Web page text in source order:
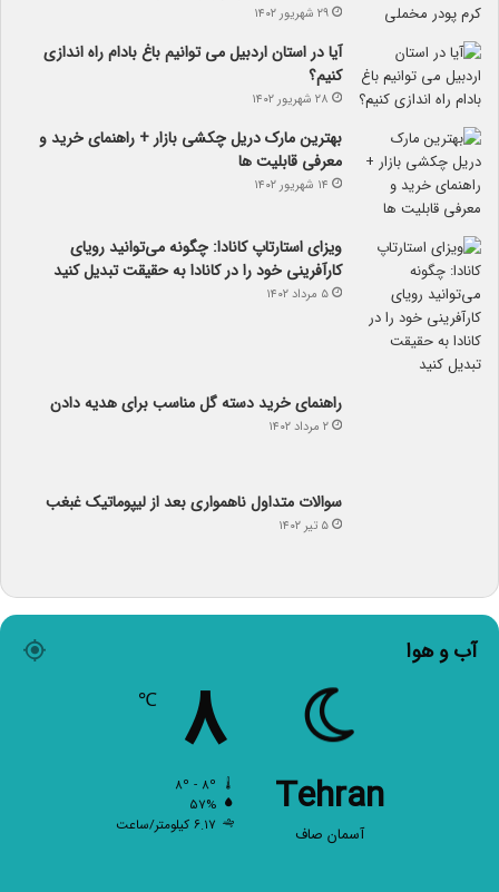
۲۹ شهریور ۱۴۰۲
آیا در استان اردبیل می توانیم باغ بادام راه اندازی
کنیم؟
۲۸ شهریور ۱۴۰۲
بهترین مارک دریل چکشی بازار + راهنمای خرید و
معرفی قابلیت ها
۱۴ شهریور ۱۴۰۲
ویزای استارتاپ کانادا: چگونه می‌توانید رویای
کارآفرینی خود را در کانادا به حقیقت تبدیل کنید
۵ مرداد ۱۴۰۲
راهنمای خرید دسته گل مناسب برای هدیه دادن
۲ مرداد ۱۴۰۲
سوالات متداول ناهمواری بعد از لیپوماتیک غبغب
۵ تیر ۱۴۰۲
آب و هوا
Tehran
آسمان صاف
۸
۵۷%
۶.۱۷ کیلومتر/ساعت